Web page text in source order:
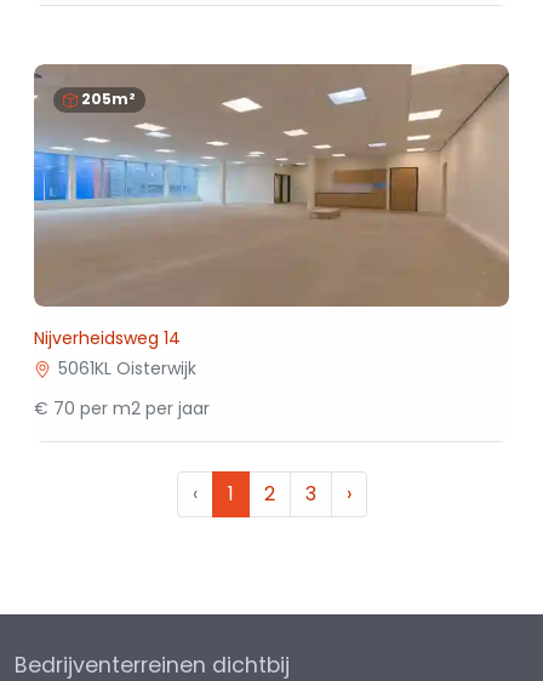
205m²
Nijverheidsweg 14
5061KL Oisterwijk
€ 70 per m2 per jaar
‹ 1 2 3 ›
Bedrijventerreinen dichtbij